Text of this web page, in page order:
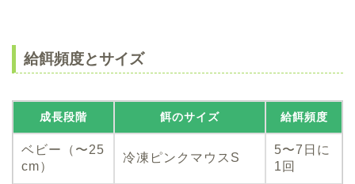
給餌頻度とサイズ
成長段階 餌のサイズ 給餌頻度
ベビー（〜25
cm）
冷凍ピンクマウスS
5〜7日に
1回